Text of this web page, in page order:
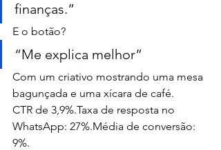
finanças.”
E o botão?
“Me explica melhor”
Com um criativo mostrando uma mesa
bagunçada e uma xícara de café.
CTR de 3,9%.Taxa de resposta no
WhatsApp: 27%.Média de conversão:
9%.